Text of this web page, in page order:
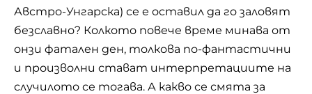
Австро-Унгарска) се е оставил да го заловят
безславно? Колкото повече време минава от
онзи фатален ден, толкова по-фантастични
и произволни стават интерпретациите на
случилото се тогава. А какво се смята за